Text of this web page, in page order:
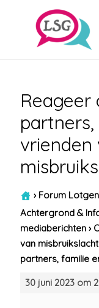
Reageer
vrienden
› Forum
Achtergrond &
mediaberichten ›
van
partners, familie
30 juni 2023 om